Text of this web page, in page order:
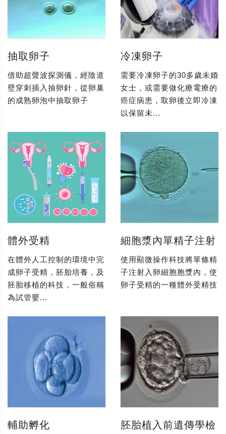
抽取卵子
借助超聲波探測儀，經陰道
壁穿刺插入抽卵針，從卵巢
的成熟卵泡中抽取卵子
冷凍卵子
需要冷凍卵子的30多歲未婚
女士，或需要做化療電療的
癌症病患，取卵後立即冷凍
以保留未...
體外受精
在體外人工控制的環境中完
成卵子受精，胚胎培養，及
胚胎移植的科技，一般俗稱
為試管嬰...
細胞漿內單精子注射
使用顯微操作科技將單條精
子注射入卵細胞胞漿內，使
卵子受精的一種體外受精技
輔助孵化
胚胎植入前遺傳學檢